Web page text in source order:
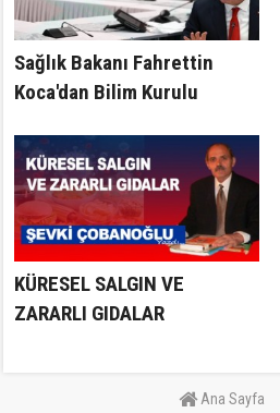
Sağlık Bakanı Fahrettin
Koca'dan Bilim Kurulu
açıklamalar.
KÜRESEL SALGIN VE
ZARARLI GIDALAR
Ana Sayfa